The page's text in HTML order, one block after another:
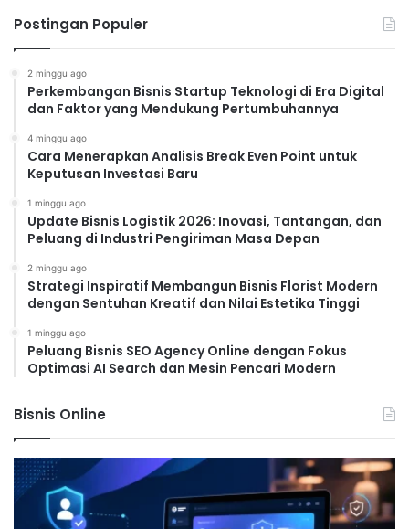
Postingan Populer
2 minggu ago
Perkembangan Bisnis Startup Teknologi di Era Digital
dan Faktor yang Mendukung Pertumbuhannya
4 minggu ago
Cara Menerapkan Analisis Break Even Point untuk
Keputusan Investasi Baru
1 minggu ago
Update Bisnis Logistik 2026: Inovasi, Tantangan, dan
Peluang di Industri Pengiriman Masa Depan
2 minggu ago
Strategi Inspiratif Membangun Bisnis Florist Modern
dengan Sentuhan Kreatif dan Nilai Estetika Tinggi
1 minggu ago
Peluang Bisnis SEO Agency Online dengan Fokus
Optimasi AI Search dan Mesin Pencari Modern
Bisnis Online